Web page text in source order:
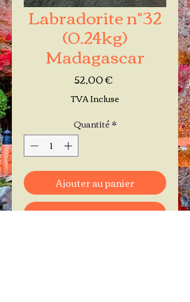
Labradorite n°32
(0.24kg)
Madagascar
52,00 €Prix
TVA Incluse
Quantité*
Ajouter au panier
Commander et payer